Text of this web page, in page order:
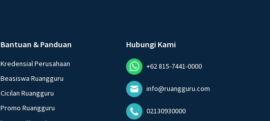
Bantuan & Panduan
Kredensial Perusahaan
Beasiswa Ruangguru
Cicilan Ruangguru
Promo Ruangguru
Hubungi Kami
+62 815-7441-0000
info@ruangguru.com
02130930000